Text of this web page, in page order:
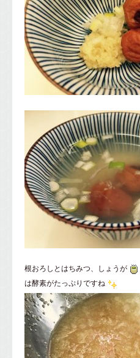
根おろしとはちみつ、しょうが
は酵素がたっぷりですね